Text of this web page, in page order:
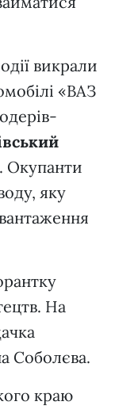
викрали
«ВАЗ
. Окупанти
яку
На
Соболєва.
краю